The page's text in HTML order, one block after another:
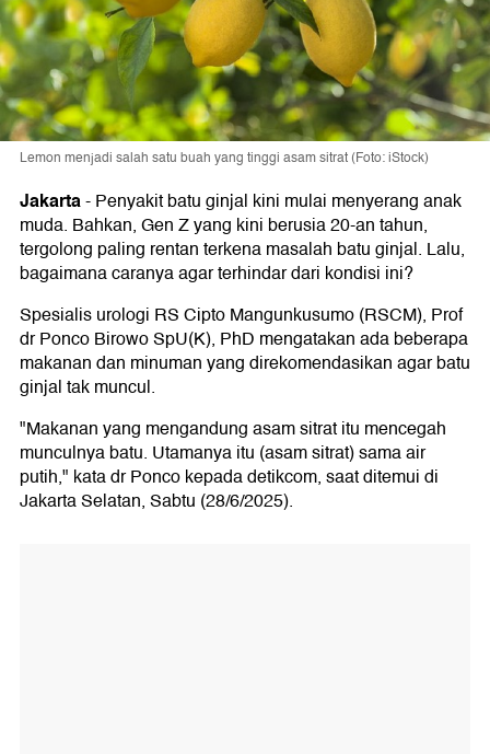
Lemon menjadi salah satu buah yang tinggi asam sitrat (Foto: iStock)
Jakarta-Penyakit batu ginjal kini mulai menyerang anak
muda. Bahkan, Gen Z yang kini berusia 20-an tahun,
tergolong paling rentan terkena masalah batu ginjal. Lalu,
bagaimana caranya agar terhindar dari kondisi ini?
Spesialis urologi RS Cipto Mangunkusumo (RSCM), Prof
dr Ponco Birowo SpU(K), PhD mengatakan ada beberapa
makanan dan minuman yang direkomendasikan agar batu
ginjal tak muncul.
"Makanan yang mengandung asam sitrat itu mencegah
munculnya batu. Utamanya itu (asam sitrat) sama air
putih," kata dr Ponco kepada detikcom, saat ditemui di
Jakarta Selatan, Sabtu (28/6/2025).